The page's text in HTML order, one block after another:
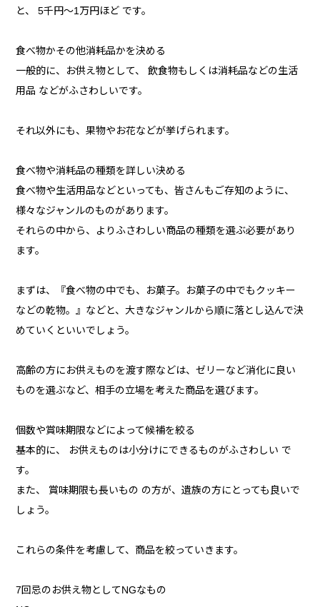
と、 5千円～1万円ほど です。
食べ物かその他消耗品かを決める
一般的に、お供え物として、 飲食物もしくは消耗品などの生活
用品 などがふさわしいです。
それ以外にも、果物やお花などが挙げられます。
食べ物や消耗品の種類を詳しい決める
食べ物や生活用品などといっても、皆さんもご存知のように、
様々なジャンルのものがあります。
それらの中から、よりふさわしい商品の種類を選ぶ必要があり
ます。
まずは、『食べ物の中でも、お菓子。お菓子の中でもクッキー
などの乾物。』などと、大きなジャンルから順に落とし込んで決
めていくといいでしょう。
高齢の方にお供えものを渡す際などは、ゼリーなど消化に良い
ものを選ぶなど、相手の立場を考えた商品を選びます。
個数や賞味期限などによって候補を絞る
基本的に、 お供えものは小分けにできるものがふさわしい で
す。
また、 賞味期限も長いもの の方が、遺族の方にとっても良いで
しょう。
これらの条件を考慮して、商品を絞っていきます。
7回忌のお供え物としてNGなもの